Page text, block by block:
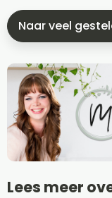
Naar veel
Lees meer